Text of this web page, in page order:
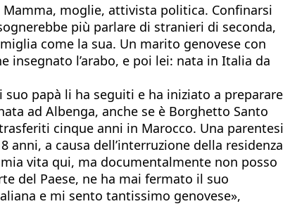
Mamma, moglie, attivista politica. Confinarsi
più parlare di stranieri di seconda,
come la sua. Un marito genovese con
insegnato l’arabo, e poi lei: nata in Italia da
papà li ha seguiti e ha iniziato a preparare
ad Albenga, anche se è Borghetto Santo
cinque anni in Marocco. Una parentesi
a causa dell’interruzione della residenza
vita qui, ma documentalmente non posso
del Paese, ne ha mai fermato il suo
e mi sento tantissimo genovese»,